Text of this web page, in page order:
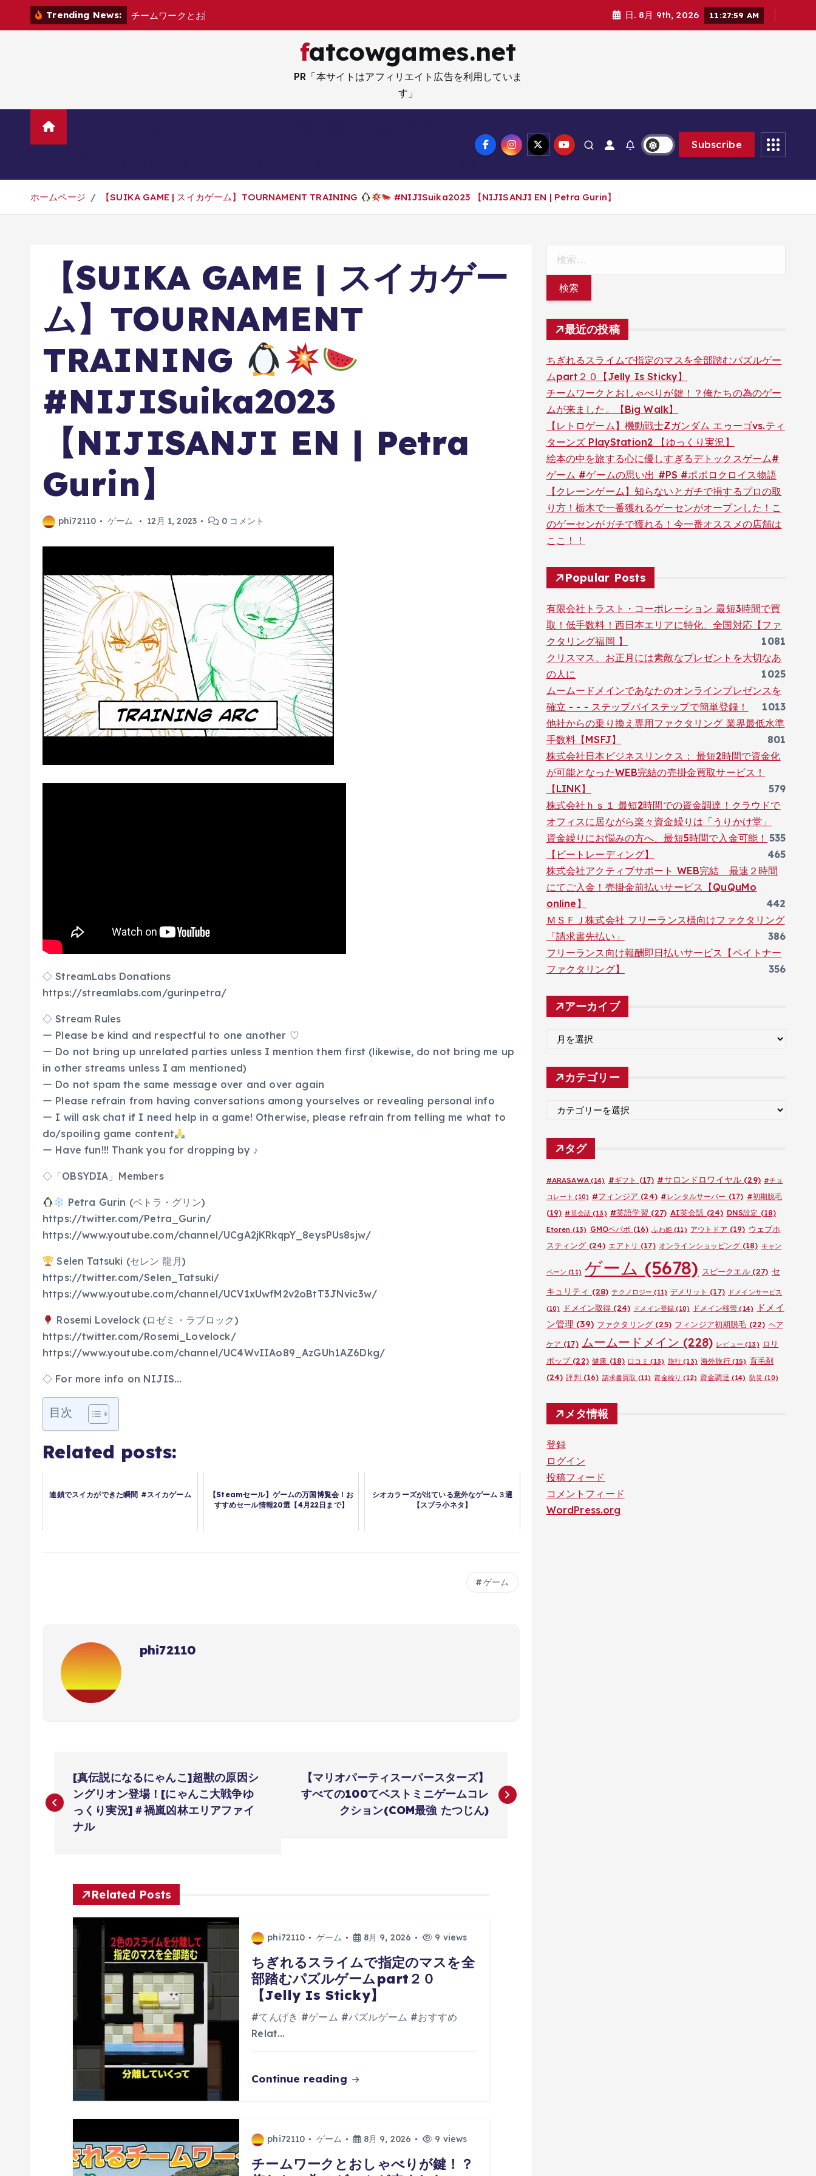
Trending News: チー ム ワー ク と お 日. 8月 9th, 2026 11:28:01 AM
fatcowgames.net
PR「本サイトはアフィリエイト広告を利用していま
す」
Subscribe
ホームページ 【SUIKA GAME | スイカゲーム】TOURNAMENT TRAINING #NIJISuika2023 【NIJISANJI EN | Petra Gurin】
【SUIKA GAME | スイカゲー
ム】TOURNAMENT
TRAINING
#NIJISuika2023
【NIJISANJI EN | Petra
Gurin】
phi72110 ゲーム 12月 1, 2023 0 コメント
◇ StreamLabs Donations
https://streamlabs.com/gurinpetra/
◇ Stream Rules
ー Please be kind and respectful to one another ♡
ー Do not bring up unrelated parties unless I mention them first (likewise, do not bring me up
in other streams unless I am mentioned)
ー Do not spam the same message over and over again
ー Please refrain from having conversations among yourselves or revealing personal info
ー I will ask chat if I need help in a game! Otherwise, please refrain from telling me what to
do/spoiling game content
ー Have fun!!! Thank you for dropping by ♪
◇「OBSYDIA」Members
Petra Gurin (ペトラ・グリン)
https://twitter.com/Petra_Gurin/
https://www.youtube.com/channel/UCgA2jKRkqpY_8eysPUs8sjw/
Selen Tatsuki (セレン 龍月)
https://twitter.com/Selen_Tatsuki/
https://www.youtube.com/channel/UCV1xUwfM2v2oBtT3JNvic3w/
Rosemi Lovelock (ロゼミ・ラブロック)
https://twitter.com/Rosemi_Lovelock/
https://www.youtube.com/channel/UC4WvIIAo89_AzGUh1AZ6Dkg/
◇ For more info on NIJIS…
目次
Related posts:
連鎖でスイカができた瞬間 #スイカゲーム
【Steamセール】ゲームの万国博覧会！お
すすめセール情報20選【4月22日まで】
シオカラーズが出ている意外なゲーム３選
【スプラ小ネタ】
ゲーム
phi72110
稿
[真伝説になるにゃんこ]超獣の原因シ
ングリオン登場！[にゃんこ大戦争ゆ
っくり実況]＃禍嵐凶林エリアファイ
ナル
【マリオパーティスーパースターズ】
すべての100てベストミニゲームコレ
クション(COM最強 たつじん)
Related Posts
phi72110 ゲーム 8月 9, 2026 9 views
ちぎれるスライムで指定のマスを全
部踏むパズルゲームpart２０
【Jelly Is Sticky】
#てんげき #ゲーム #パズルゲーム #おすすめ
Relat…
Continue reading
phi72110 ゲーム 8月 9, 2026 9 views
チームワークとおしゃべりが鍵！？
最近の投稿
ちぎれるスライムで指定のマスを全部踏むパズルゲー
ムpart２０【Jelly Is Sticky】
チームワークとおしゃべりが鍵！？俺たちの為のゲー
ムが来ました。【Big Walk】
【レトロゲーム】機動戦士Zガンダム エゥーゴvs.ティ
ターンズ PlayStation2 【ゆっくり実況】
絵本の中を旅する心に優しすぎるデトックスゲーム#
ゲーム #ゲームの思い出 #PS #ポポロクロイス物語
【クレーンゲーム】知らないとガチで損するプロの取
り方！栃木で一番獲れるゲーセンがオープンした！こ
のゲーセンがガチで獲れる！今一番オススメの店舗は
ここ！！
Popular Posts
有限会社トラスト・コーポレーション 最短3時間で買
取！低手数料！西日本エリアに特化、全国対応【ファ
クタリング福岡 】
1081
クリスマス、お正月には素敵なプレゼントを大切なあ
の人に
1025
ムームードメインであなたのオンラインプレゼンスを
確立 - - - ステップバイステップで簡単登録！
1013
他社からの乗り換え専用ファクタリング 業界最低水準
手数料【MSFJ】
801
株式会社日本ビジネスリンクス： 最短2時間で資金化
が可能となったWEB完結の売掛金買取サービス！
【LINK】
579
株式会社ｈｓ１ 最短2時間での資金調達！クラウドで
オフィスに居ながら楽々資金繰りは「うりかけ堂」
535
資金繰りにお悩みの方へ、最短5時間で入金可能！
【ビートレーディング】
465
株式会社アクティブサポート WEB完結 最速２時間
にてご入金！売掛金前払いサービス【QuQuMo
online】
442
ＭＳＦＪ株式会社 フリーランス様向けファクタリング
「請求書先払い」
386
フリーランス向け報酬即日払いサービス【ペイトナー
ファクタリング】
356
アーカイブ
カ
イ
カテゴリー
ゴ
リ
タグ
#ARASAWA(14) #ギフト (17) #サロンドロワイヤル (29) #チョ
コレート (10) #フィンジア (24) #レンタルサーバー (17) #初期脱毛
(19) #英会話 (13) #英語学習 (27) AI英会話 (24) DNS設定 (18)
Etoren (13) GMOペパボ (16) ふわ姫(11) アウトドア (19) ウェブホ
スティング (24) エアトリ (17) オンラインショッピング(18) キャン
ペーン (11) ゲーム (5678) スピークエル(27) セ
キュリティ (28) テクノロジー (11) デメリット (17)
ドメインサービス
(10)
ドメイン取得 (24) ドメイン登録 (10) ドメイン移管 (14)
ドメイ
ン管理 (39) ファクタリング (25) フィンジア初期脱毛 (22) ヘア
ケア (17) ムームードメイン (228) レビュー (13) ロリ
ポップ(22) 健康 (18) 口コミ (13) 旅行 (13) 海外旅行(15) 育毛剤
(24) 評判 (16) 請求書買取 (11) 資金繰り (12) 資金調達 (14) 防災 (10)
メタ情報
登録
ログイン
投稿フィード
コメントフィード
WordPress.org